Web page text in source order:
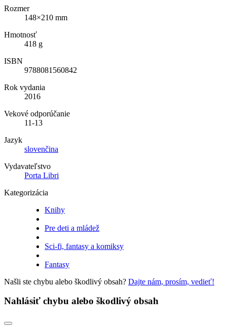
Rozmer
148×210 mm
Hmotnosť
418 g
ISBN
9788081560842
Rok vydania
2016
Vekové odporúčanie
11-13
Jazyk
slovenčina
Vydavateľstvo
Porta Libri
Kategorizácia
Knihy
Pre deti a mládež
Sci-fi, fantasy a komiksy
Fantasy
Našli ste chybu alebo škodlivý obsah? Dajte nám, prosím, vedieť!
Nahlásiť chybu alebo škodlivý obsah